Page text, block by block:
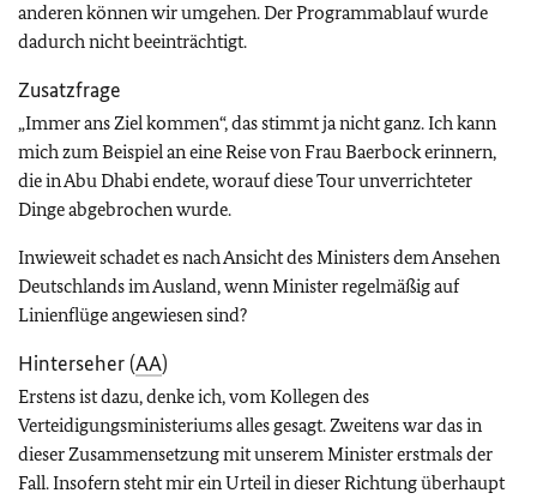
anderen können wir umgehen. Der Programmablauf wurde
dadurch nicht beeinträchtigt.
Zusatzfrage
„Immer ans Ziel kommen“, das stimmt ja nicht ganz. Ich kann
mich zum Beispiel an eine Reise von Frau Baerbock erinnern,
die in Abu Dhabi endete, worauf diese Tour unverrichteter
Dinge abgebrochen wurde.
Inwieweit schadet es nach Ansicht des Ministers dem Ansehen
Deutschlands im Ausland, wenn Minister regelmäßig auf
Linienflüge angewiesen sind?
Hinterseher (AA)
Erstens ist dazu, denke ich, vom Kollegen des
Verteidigungsministeriums alles gesagt. Zweitens war das in
dieser Zusammensetzung mit unserem Minister erstmals der
Fall. Insofern steht mir ein Urteil in dieser Richtung überhaupt